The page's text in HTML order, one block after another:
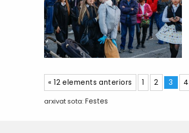
« 12 elements anteriors 1 2 3 4
arxivat sota: Festes